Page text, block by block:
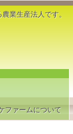
業生産法人です。
ファームについて